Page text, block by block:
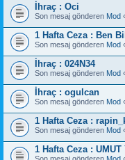
İhraç : Oci
Son mesaj gönderen Mod
1 Hafta Ceza : Ben
Son mesaj gönderen Mod
İhraç : 024N34
Son mesaj gönderen Mod
İhraç : ogulcan
Son mesaj gönderen Mod
1 Hafta Ceza :
Son mesaj gönderen Mod
1 Hafta Ceza : UMUT
Son mesaj gönderen Mod